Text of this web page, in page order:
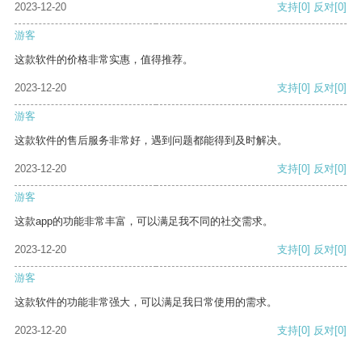
2023-12-20 支持[0] 反对[0]
游客
这款软件的价格非常实惠，值得推荐。
2023-12-20 支持[0] 反对[0]
游客
这款软件的售后服务非常好，遇到问题都能得到及时解决。
2023-12-20 支持[0] 反对[0]
游客
这款app的功能非常丰富，可以满足我不同的社交需求。
2023-12-20 支持[0] 反对[0]
游客
这款软件的功能非常强大，可以满足我日常使用的需求。
2023-12-20 支持[0] 反对[0]